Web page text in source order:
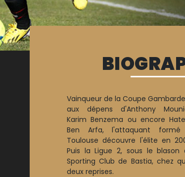
Vainqueur de la Coupe
aux dépens d'Anthony
Karim Benzema ou encore
Ben Arfa, l'attaquant
Toulouse découvre l'élite en
Puis la Ligue 2, sous le blason
Sporting Club de Bastia, chez
deux reprises.